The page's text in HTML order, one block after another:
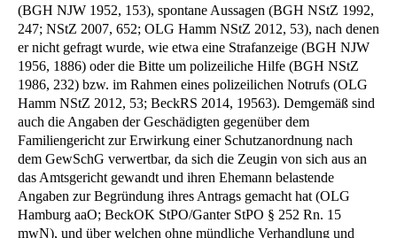
(BGH NJW 1952, 153), spontane Aussagen (BGH NStZ 1992,
247; NStZ 2007, 652; OLG Hamm NStZ 2012, 53), nach denen
er nicht gefragt wurde, wie etwa eine Strafanzeige (BGH NJW
1956, 1886) oder die Bitte um polizeiliche Hilfe (BGH NStZ
1986, 232) bzw. im Rahmen eines polizeilichen Notrufs (OLG
Hamm NStZ 2012, 53; BeckRS 2014, 19563). Demgemäß sind
auch die Angaben der Geschädigten gegenüber dem
Familiengericht zur Erwirkung einer Schutzanordnung nach
dem GewSchG verwertbar, da sich die Zeugin von sich aus an
das Amtsgericht gewandt und ihren Ehemann belastende
Angaben zur Begründung ihres Antrags gemacht hat (OLG
Hamburg aaO; BeckOK StPO/Ganter StPO § 252 Rn. 15
mwN), und über welchen ohne mündliche Verhandlung und